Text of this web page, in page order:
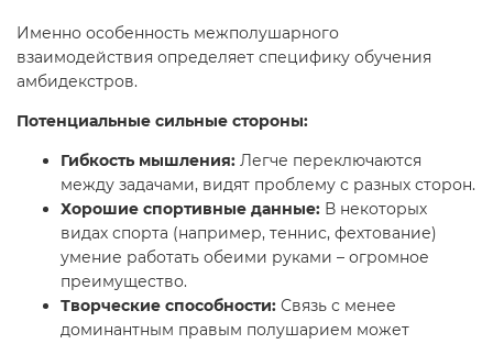
Именно особенность межполушарного
взаимодействия определяет специфику обучения
амбидекстров.
Потенциальные сильные стороны:
Гибкость мышления: Легче переключаются
между задачами, видят проблему с разных сторон.
Хорошие спортивные данные: В некоторых
видах спорта (например, теннис, фехтование)
умение работать обеими руками – огромное
преимущество.
Творческие способности: Связь с менее
доминантным правым полушарием может